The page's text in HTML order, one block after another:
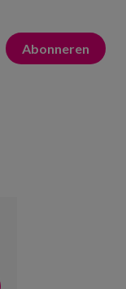
Abonneren